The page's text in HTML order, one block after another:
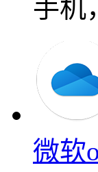
手机
微软